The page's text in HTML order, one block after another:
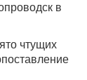
в
чтущих